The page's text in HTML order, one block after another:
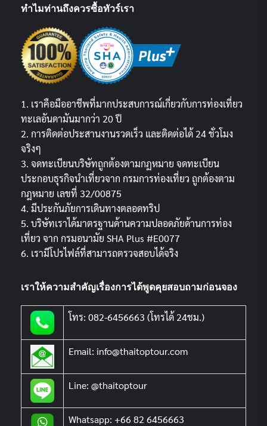
ทำไมท่านถึงควรซื้อทัวร์เรา
1. เราคือมืออาชีพที่มากประสบการณ์เกี่ยวกับการท่องเที่ยว
ทะเลอันดามันมากว่า 20 ปี
2. การติดต่อประสานงานรวดเร็ว และติดต่อได้ 24 ชั่วโมง
จริงๆ
3. จดทะเบียนบริษัทถูกต้องตามกฏหมาย จดทะเบียน
ประกอบธุรกิจนำเที่ยวจาก กรมการท่องเที่ยว ถูกต้องตาม
กฎหมาย เลขที่ 32/00875
4. มีประกันภัยการเดินทางตลอดทริป
5. บริษัทเราได้มาตรฐานด้านความปลอดภัยด้านการท่อง
เที่ยว จาก กรมอนามัย SHA Plus #E0077
6. เรามีโปรไฟล์ที่สามารถตรวจสอบได้จริง
เราให้ความสำคัญเรื่องการได้พูดคุยสอบถามก่อนจอง
โทร: 082-6456663 (โทรได้ 24ชม.)
Email: info@thaitoptour.com
Line: @thaitoptour
Whatsapp: +66 82 6456663